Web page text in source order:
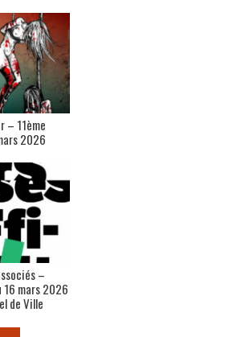
– 11ème
2026
–
16 mars 2026
de Ville